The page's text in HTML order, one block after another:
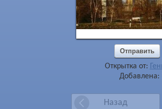
Отправить
Открытка от:
Добавлена:
Назад